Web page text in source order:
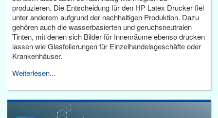
produzieren. Die Entscheidung für den HP Latex Drucker fiel
unter anderem aufgrund der nachhaltigen Produktion. Dazu
gehören auch die wasserbasierten und geruchsneutralen
Tinten, mit denen sich Bilder für Innenräume ebenso drucken
lassen wie Glasfolierungen für Einzelhandelsgeschäfte oder
Krankenhäuser.
Weiterlesen...